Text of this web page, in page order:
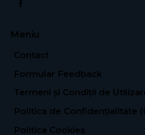
Meniu
Contact
Formular Feedback
Termeni și Condiții de
Politica de Confidențialitate
Politica Cookies